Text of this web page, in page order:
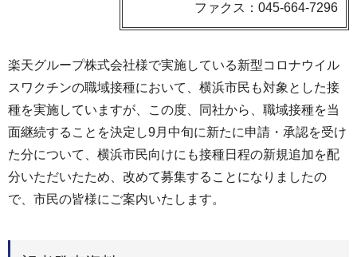
ファクス：045-664-7296
楽天グループ株式会社様で実施している新型コロナウイル
スワクチンの職域接種において、横浜市民も対象とした接
種を実施していますが、この度、同社から、職域接種を当
面継続することを決定し9月中旬に新たに申請・承認を受け
た分について、横浜市民向けにも接種日程の新規追加を配
分いただいたため、改めて募集することになりましたの
で、市民の皆様にご案内いたします。